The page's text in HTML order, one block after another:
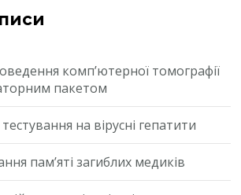
комп’ютерної томографії
пакетом
на вірусні гепатити
пам’яті загиблих медиків